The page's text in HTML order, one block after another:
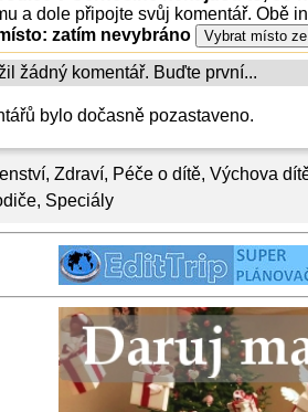
, Zdraví, Péče o dítě, Výchova
, Speciály
a dole připojte svůj komentář. Obě
zatím nevybráno
žádný komentář. Buďte první...
bylo dočasně pozastaveno.